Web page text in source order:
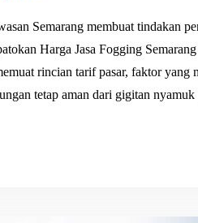
Semarang membuat tindakan
Harga Jasa Fogging
rincian tarif pasar, faktor yang
tetap aman dari gigitan